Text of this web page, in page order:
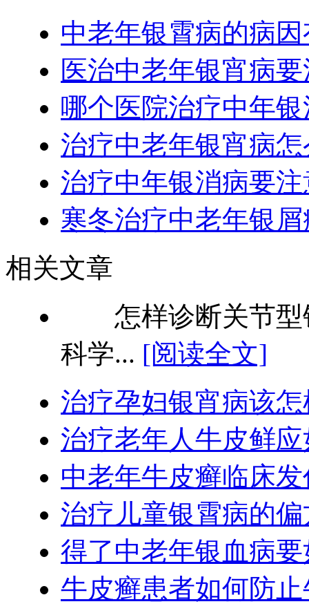
中老年银霄病的病
医治中老年银宵病
哪个医院治疗中年
治疗中老年银宵病
治疗中年银消病要
寒冬治疗中老年银
相关文章
怎样诊断关节型
科学... [阅读全文]
治疗孕妇银宵病该
治疗老年人牛皮鲜
中老年牛皮癣临床
治疗儿童银霄病的偏
得了中老年银血病
牛皮癣患者如何防